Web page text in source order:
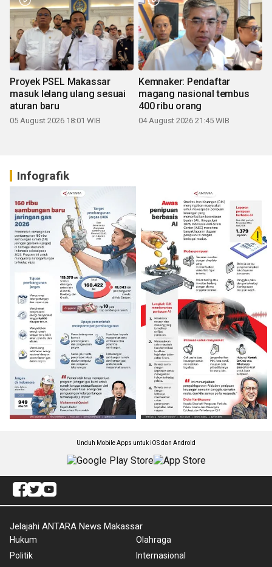
Proyek PSEL Makassar
masuk lelang ulang sesuai
aturan baru
05 August 2026 18:01 WIB
Kemnaker: Pendaftar
magang nasional tembus
400 ribu orang
04 August 2026 21:45 WIB
Infografik
Unduh Mobile Apps untuk iOS dan Android
Jelajahi ANTARA News Makassar
Hukum
Politik
Olahraga
Internasional